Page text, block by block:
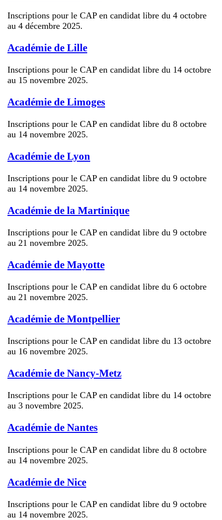
Inscriptions pour le CAP en candidat libre du 4 octobre
au 4 décembre 2025.
Académie de Lille
Inscriptions pour le CAP en candidat libre du 14 octobre
au 15 novembre 2025.
Académie de Limoges
Inscriptions pour le CAP en candidat libre du 8 octobre
au 14 novembre 2025.
Académie de Lyon
Inscriptions pour le CAP en candidat libre du 9 octobre
au 14 novembre 2025.
Académie de la Martinique
Inscriptions pour le CAP en candidat libre du 9 octobre
au 21 novembre 2025.
Académie de Mayotte
Inscriptions pour le CAP en candidat libre du 6 octobre
au 21 novembre 2025.
Académie de Montpellier
Inscriptions pour le CAP en candidat libre du 13 octobre
au 16 novembre 2025.
Académie de Nancy-Metz
Inscriptions pour le CAP en candidat libre du 14 octobre
au 3 novembre 2025.
Académie de Nantes
Inscriptions pour le CAP en candidat libre du 8 octobre
au 14 novembre 2025.
Académie de Nice
Inscriptions pour le CAP en candidat libre du 9 octobre
au 14 novembre 2025.